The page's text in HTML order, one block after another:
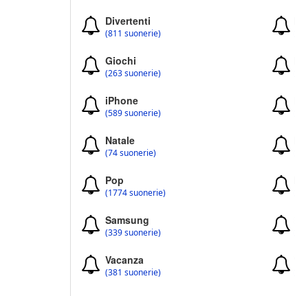
Divertenti
(811 suonerie)
Giochi
(263 suonerie)
iPhone
(589 suonerie)
Natale
(74 suonerie)
Pop
(1774 suonerie)
Samsung
(339 suonerie)
Vacanza
(381 suonerie)